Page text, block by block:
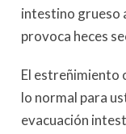
intestino grueso
provoca heces
El estreñimiento
lo normal para
evacuación